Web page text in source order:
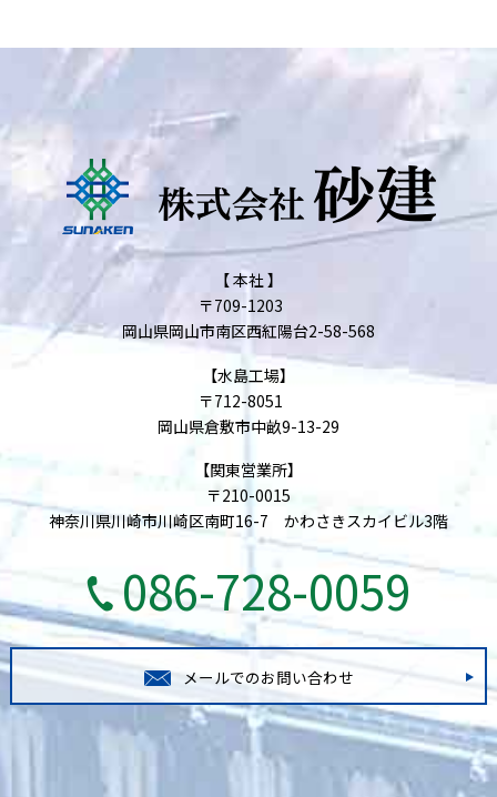
【 本社 】
〒709-1203
岡山県岡山市南区西紅陽台2-58-568
【水島工場】
〒712-8051
岡山県倉敷市中畝9-13-29
【関東営業所】
〒210-0015
神奈川県川崎市川崎区南町16-7 かわさきスカイビル3階
086-728-0059
メールでのお問い合わせ